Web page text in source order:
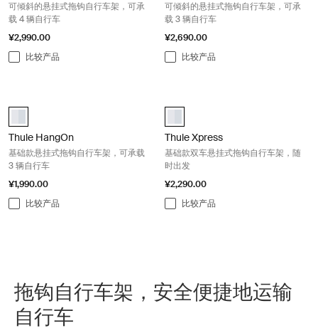
可倾斜的悬挂式拖钩自行车架，可承
载 4 辆自行车
¥2,990.00
比较产品
可倾斜的悬挂式拖钩自行车架，可承
载 3 辆自行车
¥2,690.00
比较产品
aluminium (selected)
Thule HangOn
基础款悬挂式拖钩自行车架，可承载
3 辆自行车
¥1,990.00
比较产品
Thule Xpress 2 铝 (selected)
Thule Xpress
基础款双车悬挂式拖钩自行车架，随
时出发
¥2,290.00
比较产品
拖钩自行车架，安全便捷地运输
自行车